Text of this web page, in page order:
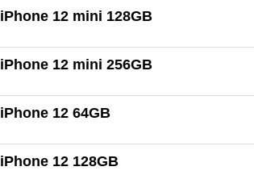
iPhone 12 mini 128GB
iPhone 12 mini 256GB
iPhone 12 64GB
iPhone 12 128GB